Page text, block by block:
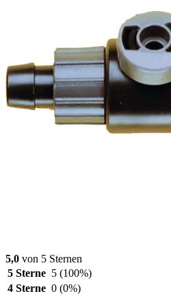
5,0 von 5 Sternen
5 Sterne 5 (100%)
4 Sterne 0 (0%)